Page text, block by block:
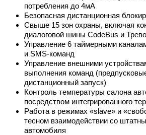
потребления до 4мА
Безопасная дистанционная
Свыше 15 зон охраны, включая
диалоговой шины CodeBus и
Управление 6 таймерными
и SMS-команд
Управление внешними
выполнения команд
дистанционный запуск)
Контроль температуры салона
посредством интегрированного
Работа в режимах «slave» и
тесном взаимодействии со
автомобиля